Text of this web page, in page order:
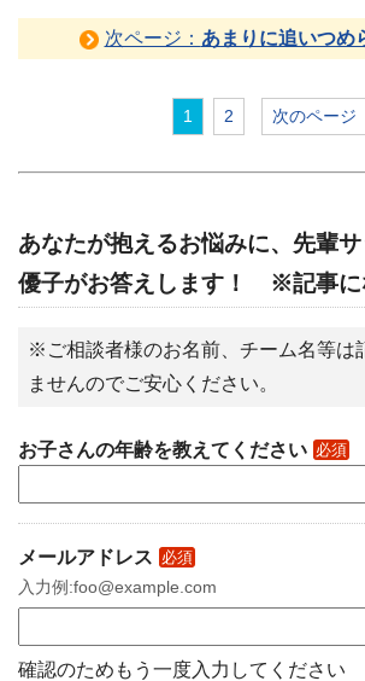
次ページ： あまりに追いつめ
1 2 次のページ
あなたが抱えるお悩みに、先輩
優子がお答えします！ ※記事に
※ご相談者様のお名前、チーム名等は
ませんのでご安心ください。
お子さんの年齢を教えてください 必須
メールアドレス 必須
入力例:foo@example.com
確認のためもう一度入力してください